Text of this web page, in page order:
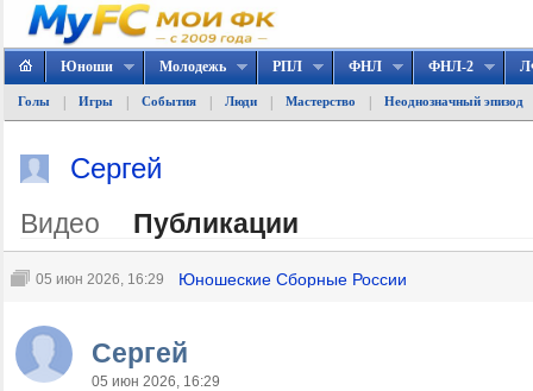
Юноши Молодежь РПЛ ФНЛ ФНЛ-2
Голы Игры События Люди Мастерство Неоднозначный эпизод
Сергей
Видео Публикации
05 июн 2026, 16:29 Юношеские Сборные России
Сергей
05 июн 2026, 16:29